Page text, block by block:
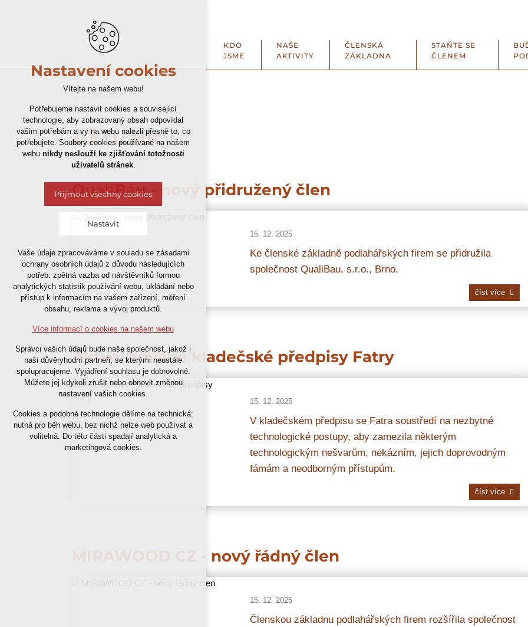
KDO
JSME
NAŠE
AKTIVITY
ČLENSKÁ
ZÁKLADNA
STAŇTE SE
ČLENEM
Aktuality
QualiBau - nový přidružený člen
15. 12. 2025
Ke členské základně podlahářských firem se přidružila
společnost QualiBau, s.r.o., Brno.
číst více
Aktualizované kladečské předpisy Fatry
15. 12. 2025
V kladečském předpisu se Fatra soustředí na nezbytné
technologické postupy, aby zamezila některým
technologickým nešvarům, nekázním, jejich doprovodným
fámám a neodborným přístupům.
číst více
MIRAWOOD CZ - nový řádný člen
15. 12. 2025
Členskou základnu podlahářských firem rozšířila společnost
Nastavení cookies
Vítejte na našem webu!
Potřebujeme nastavit cookies a související
technologie, aby zobrazovaný obsah odpovídal
vašim potřebám a vy na webu nalezli přesně to, co
potřebujete. Soubory cookies používané na našem
webu nikdy neslouží ke zjišťování totožnosti
uživatelů stránek.
Přijmout všechny cookies
Nastavit
Technická cookies
nutná pro provozování webu
udržení kontextu stránek (session):
případná přihlášení, volby jazyka, apod.
Volitelná cookies
vyhodnocení návštěvnosti
marketingová cookies (Google)
Více informací o cookies na našem webu
Přijmout všechny cookies
Vaše údaje zpracováváme v souladu se zásadami
ochrany osobních údajů z důvodu následujících
potřeb: zpětná vazba od návštěvníků formou
analytických statistik používání webu, ukládání nebo
přístup k informacím na vašem zařízení, měření
obsahu, reklama a vývoj produktů.
Více informací o cookies na našem webu
Správci vašich údajů bude naše společnost, jakož i
naši důvěryhodní partneři, se kterými neustále
spolupracujeme. Vyjádření souhlasu je dobrovolné.
Můžete jej kdykoli zrušit nebo obnovit změnou
nastavení vašich cookies.
Cookies a podobné technologie dělíme na technická:
nutná pro běh webu, bez nichž nelze web používat a
volitelná. Do této části spadají analytická a
marketingová cookies.